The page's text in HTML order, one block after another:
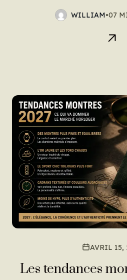
WILLIAM•07
AVRIL 15,
Les tendances